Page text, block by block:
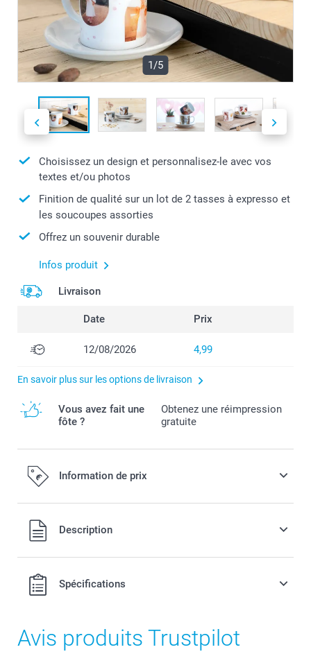
1/5
Choisissez un design et personnalisez-le avec vos
textes et/ou photos
Finition de qualité sur un lot de 2 tasses à expresso et
les soucoupes assorties
Offrez un souvenir durable
Infos produit
Livraison
Date Prix
12/08/2026 4,99
En savoir plus sur les options de livraison
Vous avez fait une
fôte ?
Obtenez une réimpression
gratuite
Information de prix
Tous les prix sont en EURO (€), TVA incluse et hors frais de
port.
Description
Spécifications
Avis produits Trustpilot